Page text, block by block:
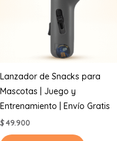
Lanzador de Snacks para
Mascotas | Juego y
Entrenamiento | Envío Gratis
$49.900